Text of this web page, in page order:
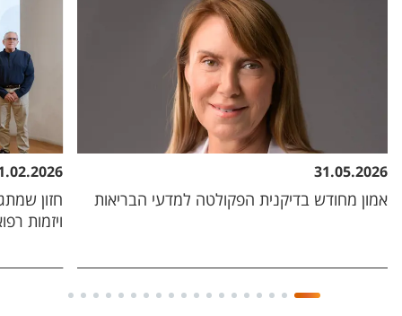
31.05.2026
אמון מחודש בדיקנית הפקולטה למדעי הבריאות
חזון
ויזמות